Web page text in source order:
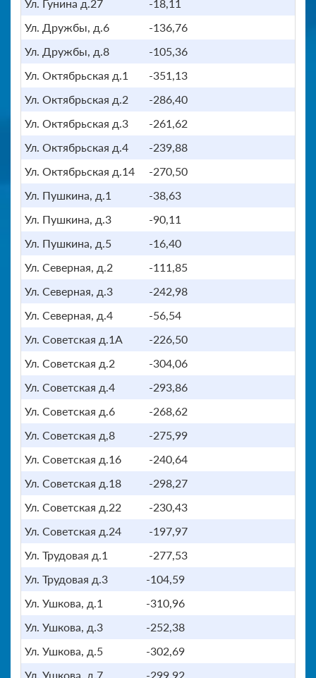
Ул. Гунина д.27
-18,11
Ул. Дружбы, д.6
-136,76
Ул. Дружбы, д.8
-105,36
Ул. Октябрьская д.1
-351,13
Ул. Октябрьская д.2
-286,40
Ул. Октябрьская д.3
-261,62
Ул. Октябрьская д.4
-239,88
Ул. Октябрьская д.14
-270,50
Ул. Пушкина, д.1
-38,63
Ул. Пушкина, д.3
-90,11
Ул. Пушкина, д.5
-16,40
Ул. Северная, д.2
-111,85
Ул. Северная, д.3
-242,98
Ул. Северная, д.4
-56,54
Ул. Советская д.1А
-226,50
Ул. Советская д.2
-304,06
Ул. Советская д.4
-293,86
Ул. Советская д.6
-268,62
Ул. Советская д,8
-275,99
Ул. Советская д.16
-240,64
Ул. Советская д.18
-298,27
Ул. Советская д.22
-230,43
Ул. Советская д.24
-197,97
Ул. Трудовая д.1
-277,53
Ул. Трудовая д.3
-104,59
Ул. Ушкова, д.1
-310,96
Ул. Ушкова, д.3
-252,38
Ул. Ушкова, д.5
-302,69
Ул. Ушкова, д.7
-299,92